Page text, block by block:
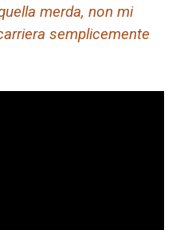
merda, non mi
semplicemente